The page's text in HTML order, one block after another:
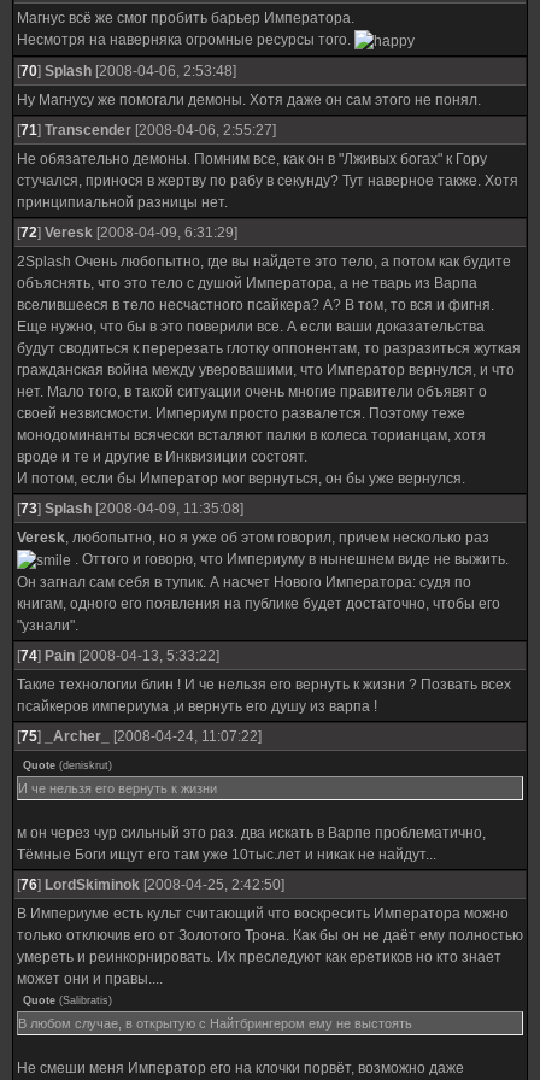
Магнусом, а мои войска в сети управятся с демонами, тогда, возможно, мой
план все еще можно будет выполнить.
Магнус всё же смог пробить барьер Императора.
Несмотря на наверняка огромные ресурсы того.
[70] Splash [2008-04-06, 2:53:48]
Ну Магнусу же помогали демоны. Хотя даже он сам этого не понял.
[71] Transcender [2008-04-06, 2:55:27]
Не обязательно демоны. Помним все, как он в "Лживых богах" к Гору
стучался, принося в жертву по рабу в секунду? Тут наверное также. Хотя
принципиальной разницы нет.
[72] Veresk [2008-04-09, 6:31:29]
2Splash Очень любопытно, где вы найдете это тело, а потом как будите
объяснять, что это тело с душой Императора, а не тварь из Варпа
вселившееся в тело несчастного псайкера? А? В том, то вся и фигня.
Еще нужно, что бы в это поверили все. А если ваши доказательства
будут сводиться к перерезать глотку оппонентам, то разразиться жуткая
гражданская война между уверовашими, что Император вернулся, и что
нет. Мало того, в такой ситуации очень многие правители объявят о
своей незвисмости. Империум просто развалется. Поэтому теже
монодоминанты всячески всталяют палки в колеса торианцам, хотя
вроде и те и другие в Инквизиции состоят.
И потом, если бы Император мог вернуться, он бы уже вернулся.
[73] Splash [2008-04-09, 11:35:08]
Veresk, любопытно, но я уже об этом говорил, причем несколько раз
. Оттого и говорю, что Империуму в нынешнем виде не выжить.
Он загнал сам себя в тупик. А насчет Нового Императора: судя по
книгам, одного его появления на публике будет достаточно, чтобы его
"узнали".
[74] Pain [2008-04-13, 5:33:22]
Такие технологии блин ! И че нельзя его вернуть к жизни ? Позвать всех
псайкеров империума ,и вернуть его душу из варпа !
[75] _Archer_ [2008-04-24, 11:07:22]
Quote (deniskrut)
И че нельзя его вернуть к жизни
м он через чур сильный это раз. два искать в Варпе проблематично,
Тёмные Боги ищут его там уже 10тыс.лет и никак не найдут...
[76] LordSkiminok [2008-04-25, 2:42:50]
В Империуме есть культ считающий что воскресить Императора можно
только отключив его от Золотого Трона. Как бы он не даёт ему полностью
умереть и реинкорнировать. Их преследуют как еретиков но кто знает
может они и правы....
Quote (Salibratis)
В любом случае, в открытую с Найтбрингером ему не выстоять
Не смеши меня Император его на клочки порвёт, возможно даже